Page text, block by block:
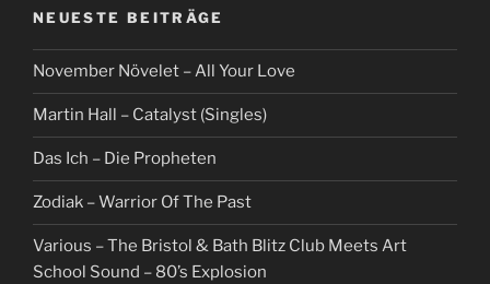
NEUESTE BEITRÄGE
November Növelet – All Your Love
Martin Hall – Catalyst (Singles)
Das Ich – Die Propheten
Zodiak – Warrior Of The Past
Various – The Bristol & Bath Blitz Club Meets Art
School Sound – 80’s Explosion